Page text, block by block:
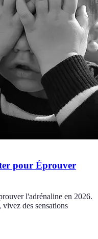
pour Éprouver
l'adrénaline en 2026.
des sensations